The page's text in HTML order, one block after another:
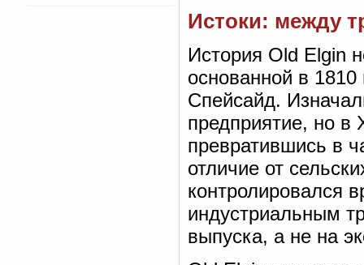
Истоки: между
История Old Elgin
основанной в 1810
Спейсайд.
предприятие, но в
превратившись в
отличие от
контролировался
индустриальным
выпуска, а не на